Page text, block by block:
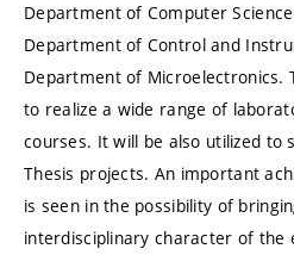
Department of Computer
Department of Control and
Department of Microelectronics.
to realize a wide range of
courses. It will be also utilized to
Thesis projects. An important
is seen in the possibility of
interdisciplinary character of the